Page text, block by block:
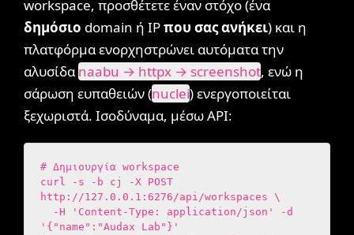
workspace, προσθέτετε έναν στόχο (ένα
δημόσιο domain ή IPπου σας ανήκει) και η
πλατφόρμα ενορχηστρώνει αυτόματα την
αλυσίδαnaabu → httpx → screenshot, ενώ η
σάρωση ευπαθειών (nuclei) ενεργοποιείται
ξεχωριστά. Ισοδύναμα, μέσω API:
# Δημιουργία workspace
curl -s -b cj -X POST
http://127.0.0.1:6276/api/workspaces \
'{"name":"Audax Lab"}'